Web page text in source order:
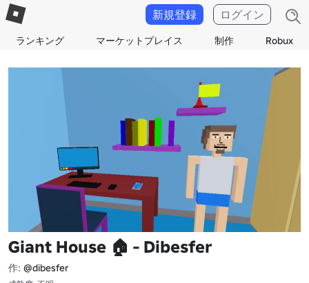
ランキング マーケットプレイス 制作 Robux
新規登録 ログイン
Giant House 🏠 - Dibesfer
作: @dibesfer